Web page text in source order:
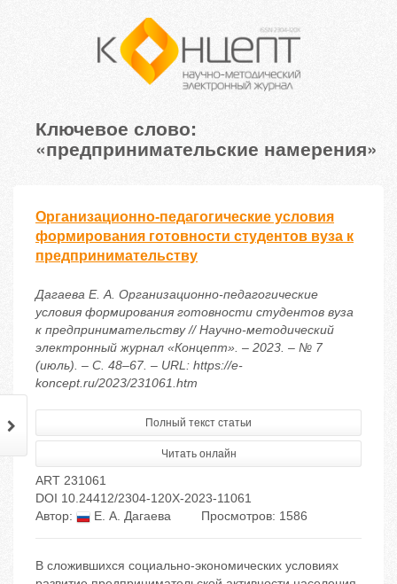
Ключевое слово:
«предпринимательские намерения»
Организационно-педагогические условия
формирования готовности студентов вуза к
предпринимательству
Дагаева Е. А. Организационно-педагогические
условия формирования готовности студентов вуза
к предпринимательству // Научно-методический
электронный журнал «Концепт». – 2023. – № 7
(июль). – С. 48–67. – URL: https://e-
koncept.ru/2023/231061.htm
Полный текст статьи
Читать онлайн
ART 231061
DOI 10.24412/2304-120X-2023-11061
Автор:
Е. А. Дагаева Просмотров: 1586
В сложившихся социально-экономических условиях